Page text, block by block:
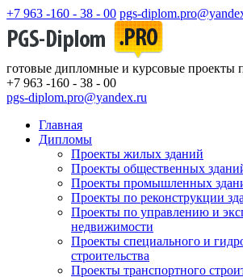
+7 963 -160 - 38 - 00 pgs-
готовые дипломные и курсовые проекты
+7 963 -160 - 38 - 00
pgs-diplom.pro@yandex.ru
Главная
Дипломы
Проекты жилых зданий
Проекты общественных
Проекты промышленных
Проекты по реконструкции
Проекты по управлению и
недвижимости
Проекты специального и
строительства
Проекты транспортного